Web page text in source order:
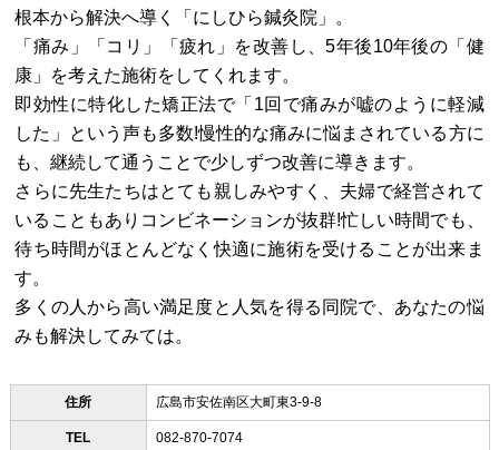
根本から解決へ導く「にしひら鍼灸院」。
「痛み」「コリ」「疲れ」を改善し、5年後10年後の「健
康」を考えた施術をしてくれます。
即効性に特化した矯正法で「1回で痛みが嘘のように軽減
した」という声も多数!慢性的な痛みに悩まされている方に
も、継続して通うことで少しずつ改善に導きます。
さらに先生たちはとても親しみやすく、夫婦で経営されて
いることもありコンビネーションが抜群!忙しい時間でも、
待ち時間がほとんどなく快適に施術を受けることが出来ま
す。
多くの人から高い満足度と人気を得る同院で、あなたの悩
みも解決してみては。
住所 広島市安佐南区大町東3-9-8
TEL 082-870-7074